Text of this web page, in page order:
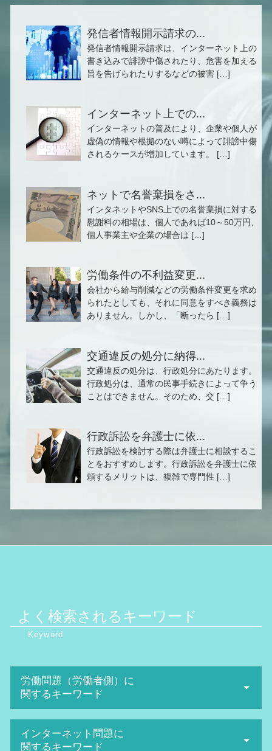
発信者情報開示請求の...
発信者情報開示請求は、インターネット上の
書き込みで誹謗中傷されたり、危害を加える
旨を告げられたりするなどの被害 […]
インターネット上での...
インターネットの普及により、企業や個人が
虚偽の情報や根拠のない噂によって誹謗中傷
されるケースが増加しています。 […]
ネットで名誉棄損をさ...
インタネットやSNS上での名誉棄損に対する
慰謝料の相場は、個人であれば10～50万円、
個人事業主や企業の場合は […]
労働条件の不利益変更...
会社から給与削減などの労働条件変更を求め
られたとしても、それに同意をすべき義務は
ありません。しかし、「断ったら […]
交通違反の処分に納得...
交通違反の処分は、行政処分にあたります。
行政処分は、通常の民事手続きによって争う
ことはできません。そのため、交 […]
行政訴訟を弁護士に依...
行政訴訟を検討する際は弁護士に相談するこ
とをおすすめします。行政訴訟を弁護士に依
頼するメリットは、複雑で専門性 […]
よく検索されるキーワード
労働問題（労働者側）に
関するキーワード
不当解雇 弁護士
会社 セクハラ
インターネット問題に
関するキーワード